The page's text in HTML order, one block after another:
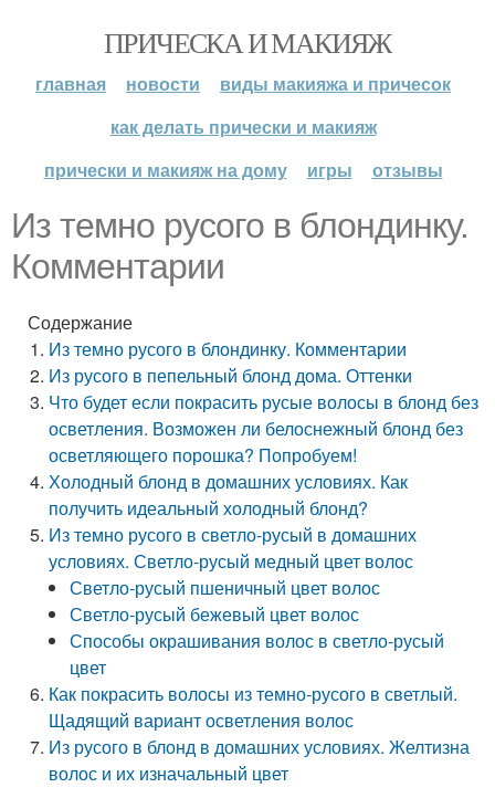
ПРИЧЕСКА И МАКИЯЖ
главная новости
виды макияжа и причесок
как делать прически и макияж
прически и макияж на дому
игры отзывы
Из темно русого в блондинку.
Комментарии
Содержание
Из темно русого в блондинку. Комментарии
Из русого в пепельный блонд дома. Оттенки
Что будет если покрасить русые волосы в блонд без
осветления. Возможен ли белоснежный блонд без
осветляющего порошка? Попробуем!
Холодный блонд в домашних условиях. Как
получить идеальный холодный блонд?
Из темно русого в светло-русый в домашних
условиях. Светло-русый медный цвет волос
Светло-русый пшеничный цвет волос
Светло-русый бежевый цвет волос
Способы окрашивания волос в светло-русый
цвет
Как покрасить волосы из темно-русого в светлый.
Щадящий вариант осветления волос
Из русого в блонд в домашних условиях. Желтизна
волос и их изначальный цвет